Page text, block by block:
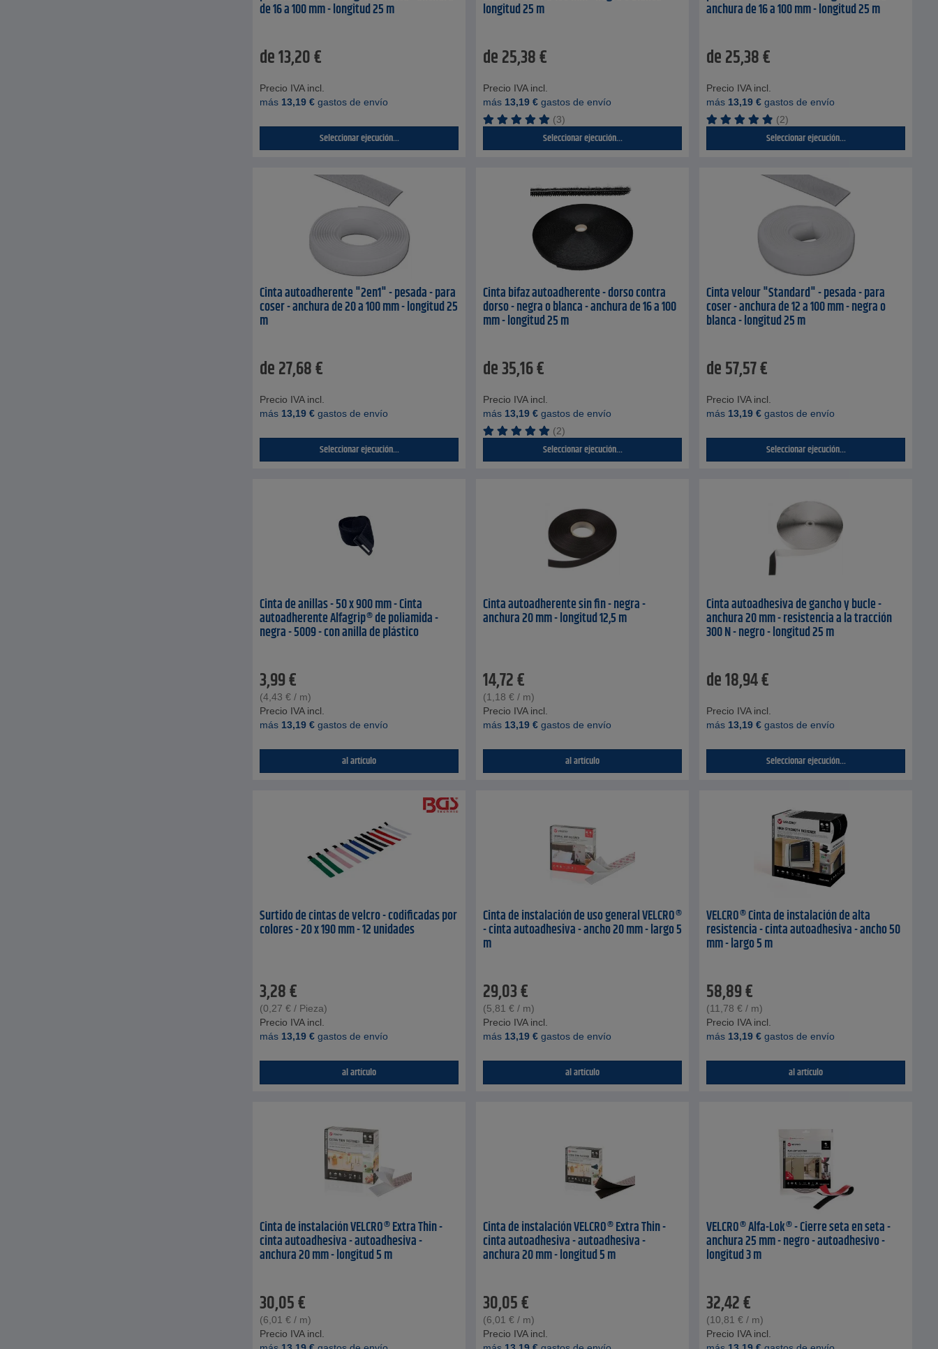
de 16 a 100 mm - longitud 25 m
de13,20€
Precio IVA incl.
más 13,19 € gastos de envío
Seleccionar ejecución...
longitud 25 m
de25,38€
Precio IVA incl.
más 13,19 € gastos de envío
(3)
Seleccionar ejecución...
anchura de 16 a 100 mm - longitud 25 m
de25,38€
Precio IVA incl.
más 13,19 € gastos de envío
(2)
Seleccionar ejecución...
Cinta autoadherente "2en1" - pesada - para
coser - anchura de 20 a 100 mm - longitud 25
m
de27,68€
Precio IVA incl.
más 13,19 € gastos de envío
Seleccionar ejecución...
Cinta bifaz autoadherente - dorso contra
dorso - negra o blanca - anchura de 16 a 100
mm - longitud 25 m
de35,16€
Precio IVA incl.
más 13,19 € gastos de envío
(2)
Seleccionar ejecución...
Cinta velour "Standard" - pesada - para
coser - anchura de 12 a 100 mm - negra o
blanca - longitud 25 m
de57,57€
Precio IVA incl.
más 13,19 € gastos de envío
Seleccionar ejecución...
Cinta de anillas - 50 x 900 mm - Cinta
autoadherente Alfagrip® de poliamida -
negra - 5009 - con anilla de plástico
3,99€
(4,43 € / m)
Precio IVA incl.
más 13,19 € gastos de envío
al artículo
Cinta autoadherente sin fin - negra -
anchura 20 mm - longitud 12,5 m
14,72€
(1,18 € / m)
Precio IVA incl.
más 13,19 € gastos de envío
al artículo
Cinta autoadhesiva de gancho y bucle -
anchura 20 mm - resistencia a la tracción
300 N - negro - longitud 25 m
de18,94€
Precio IVA incl.
más 13,19 € gastos de envío
Seleccionar ejecución...
Surtido de cintas de velcro - codificadas por
colores - 20 x 190 mm - 12 unidades
3,28€
(0,27 € / Pieza)
Precio IVA incl.
más 13,19 € gastos de envío
al artículo
Cinta de instalación de uso general VELCRO®
- cinta autoadhesiva - ancho 20 mm - largo 5
m
29,03€
(5,81 € / m)
Precio IVA incl.
más 13,19 € gastos de envío
al artículo
VELCRO® Cinta de instalación de alta
resistencia - cinta autoadhesiva - ancho 50
mm - largo 5 m
58,89€
(11,78 € / m)
Precio IVA incl.
más 13,19 € gastos de envío
al artículo
Cinta de instalación VELCRO® Extra Thin -
cinta autoadhesiva - autoadhesiva -
anchura 20 mm - longitud 5 m
30,05€
(6,01 € / m)
Precio IVA incl.
Cinta de instalación VELCRO® Extra Thin -
cinta autoadhesiva - autoadhesiva -
anchura 20 mm - longitud 5 m
30,05€
(6,01 € / m)
Precio IVA incl.
VELCRO® Alfa-Lok® - Cierre seta en seta -
anchura 25 mm - negro - autoadhesivo -
longitud 3 m
32,42€
(10,81 € / m)
Precio IVA incl.